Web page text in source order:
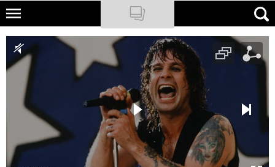
Skip
main
content
NATIONAL GEOGRAPHIC
TRAVELER
PODCASTY
Newsletter